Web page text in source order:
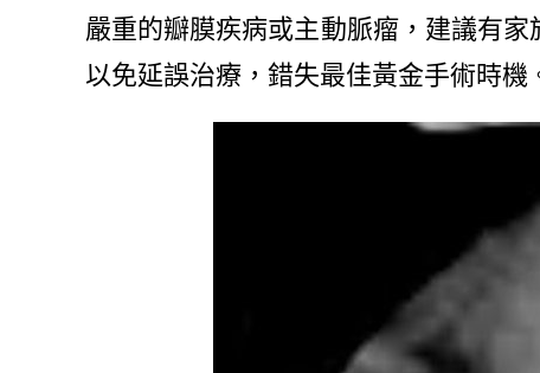
嚴重的瓣膜疾病或主動脈瘤，建議有
以免延誤治療，錯失最佳黃金手術時機